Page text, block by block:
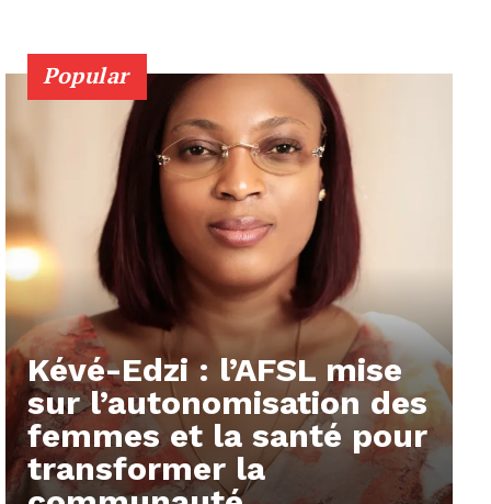
Popular
Kévé-Edzi : l’AFSL mise
sur l’autonomisation des
femmes et la santé pour
transformer la